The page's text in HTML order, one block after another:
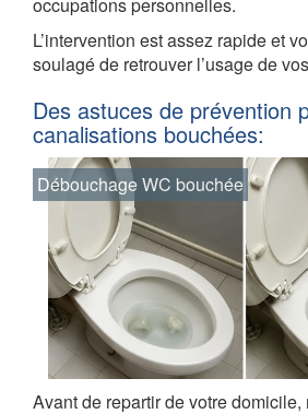
L’intervention est assez rapide et
soulagé de retrouver l’usage de
Des astuces de prévention
canalisations bouchées:
Débouchage WC bouchée
Avant de repartir de votre domicile,